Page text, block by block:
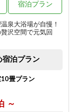
泉大浴場が自慢！
沢空間で元気回
宿泊プラン
宿泊プラン
畳プラン
～